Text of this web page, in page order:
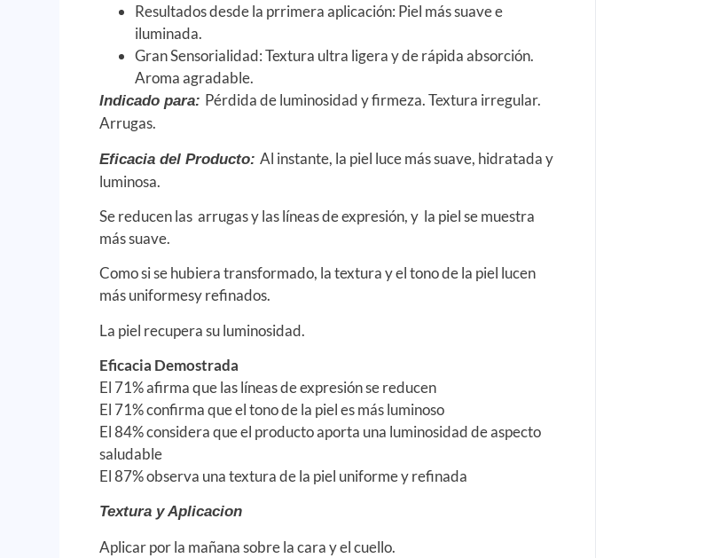
Resultados desde la prrimera aplicación: Piel más suave e
iluminada.
Gran Sensorialidad: Textura ultra ligera y de rápida absorción.
Aroma agradable.
Indicado para: Pérdida de luminosidad y firmeza. Textura irregular.
Arrugas.
Eficacia del Producto:Al instante, la piel luce más suave, hidratada y
luminosa.
Se reducen las arrugas y las líneas de expresión, y la piel se muestra
más suave.
Como si se hubiera transformado, la textura y el tono de la piel lucen
más uniformesy refinados.
La piel recupera su luminosidad.
Eficacia Demostrada
El 71% afirma que las líneas de expresión se reducen
El 71% confirma que el tono de la piel es más luminoso
El 84% considera que el producto aporta una luminosidad de aspecto
saludable
El 87% observa una textura de la piel uniforme y refinada
Textura y Aplicacion
Aplicar por la mañana sobre la cara y el cuello.